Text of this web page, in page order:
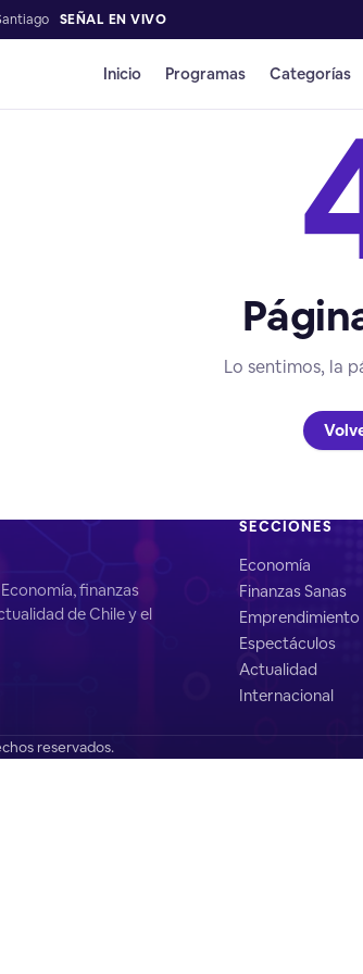
SEÑAL EN VIVO
Inicio Programas Categorías
Lo sentimos, la
finanzas
de Chile y el
SECCIONES
Economía
Finanzas Sanas
Emprendimiento
Espectáculos
Actualidad
Internacional
reservados.